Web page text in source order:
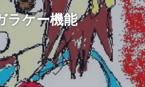
ラケー機能
--